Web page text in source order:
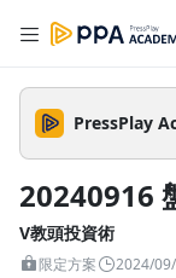
🌞 PPA
2% 點數回
進修 限時
即日起 - 8/
無上限🔥購
$5,000 回
4 天前
PressPlay
20240916
V教頭投資術
限定方案 2024/
--:--